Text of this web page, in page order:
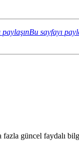
paylaşınBu sayfayı
fazla güncel faydalı